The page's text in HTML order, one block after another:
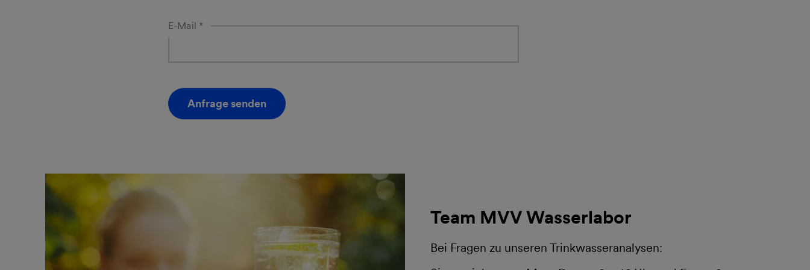
E-Mail *
Anfrage senden
Team MVV Wasserlabor
Bei Fragen zu unseren Trinkwasseranalysen: